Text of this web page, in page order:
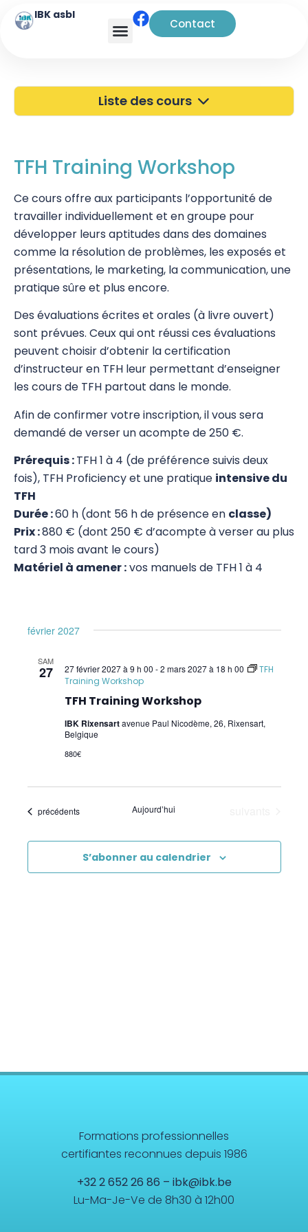
IBK asbl
Contact
Liste des cours
Portes Ouvertes
Découverte
Kinésiologie
Touch For Health
Energie et Vitalité Tibétaines
Touch for Health 2
Touch for Health 3
Touch for Health 4
l'Objectif
Color for Health – complément au TFH 1
TFH Training Workshop
Pratiques supervisées TFH
Wellness Kinesiology/Stress Release
Core Kinesiology
Corps Énergie
Réflexes archaïques (IMP)
Psychogénéalogie Comportementale et
Brain Gym/Edu K
TFH Training Workshop
Ce cours offre aux participants l’opportunité de
travailler individuellement et en groupe pour
développer leurs aptitudes dans des domaines
comme la résolution de problèmes, les exposés et
présentations, le marketing, la communication, une
pratique sûre et plus encore.
Des évaluations écrites et orales (à livre ouvert)
sont prévues. Ceux qui ont réussi ces évaluations
peuvent choisir d’obtenir la certification
d’instructeur en TFH leur permettant d’enseigner
les cours de TFH partout dans le monde.
Afin de confirmer votre inscription, il vous sera
demandé de verser un acompte de 250 €.
Prérequis :TFH 1 à 4 (de préférence suivis deux
fois), TFH Proficiency et une pratique intensive du
TFH
Durée :60 h (dont 56 h de présence en classe)
Prix :880 € (dont 250 € d’acompte à verser au plus
tard 3 mois avant le cours)
Matériel à amener :vos manuels de TFH 1 à 4
février 2027
SAM
27
TFH Training Workshop
27 février 2027 à 9 h 00 -2 mars 2027 à 18 h 00
TFH
Training Workshop
IBK Rixensartavenue Paul Nicodème, 26, Rixensart,
Belgique
880€
Évènements
précédents Aujourd’hui
S’abonner au calendrier
Formations professionnelles
certifiantes reconnues depuis 1986
+32 2 652 26 86 – ibk@ibk.be
Lu-Ma-Je-Ve de 8h30 à 12h00